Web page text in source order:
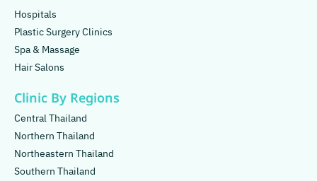
Hospitals
Plastic Surgery Clinics
Spa & Massage
Hair Salons
Clinic By Regions
Central Thailand
Northern Thailand
Northeastern Thailand
Southern Thailand